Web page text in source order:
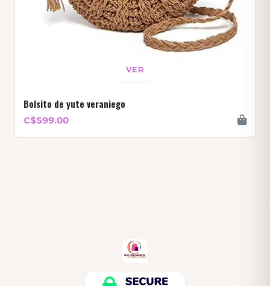
VER
Bolsito de yute veraniego
C$599.00